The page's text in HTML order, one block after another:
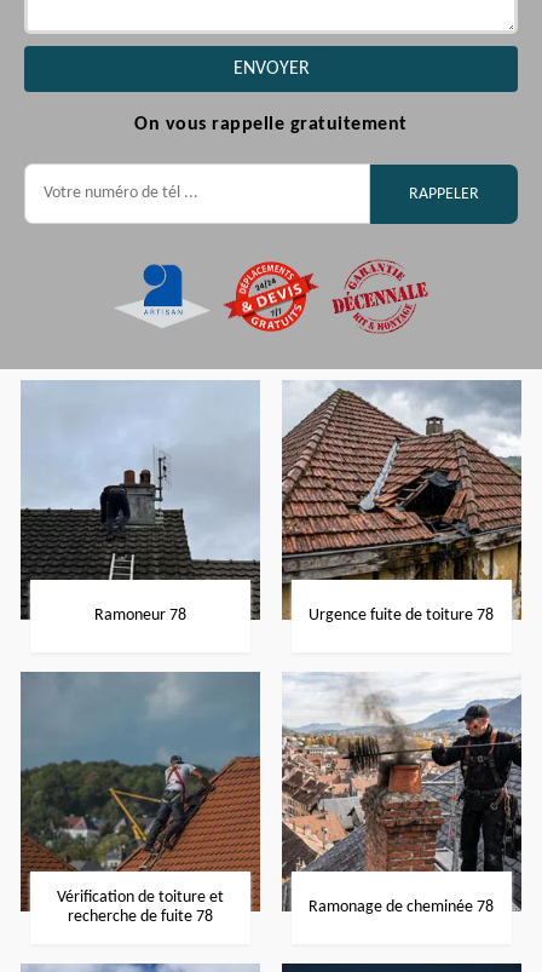
On vous rappelle gratuitement
Ramoneur 78 Urgence fuite de toiture 78
Vérification de toiture et
recherche de fuite 78
Ramonage de cheminée 78